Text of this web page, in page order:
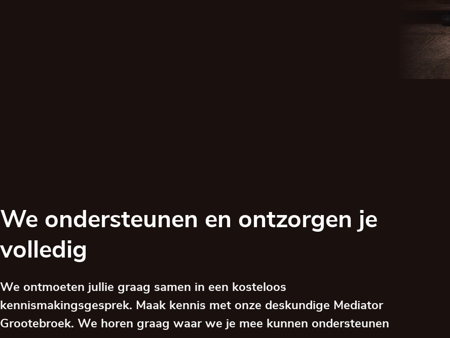
We ondersteunen en ontzorgen je
volledig
We ontmoeten jullie graag samen in een kosteloos
kennismakingsgesprek. Maak kennis met onze deskundige Mediator
Grootebroek. We horen graag waar we je mee kunnen ondersteunen